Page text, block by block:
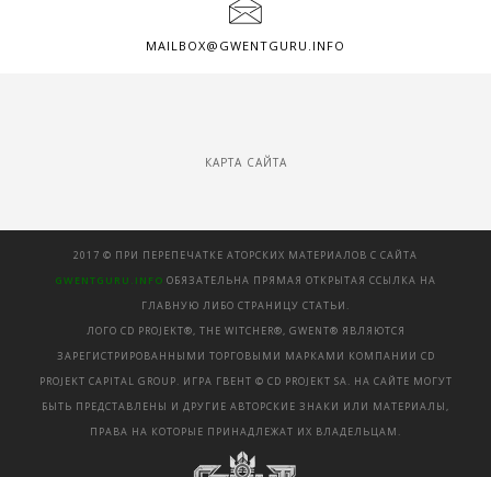
MAILBOX@GWENTGURU.INFO
КАРТА САЙТА
2017 © ПРИ ПЕРЕПЕЧАТКЕ АТОРСКИХ МАТЕРИАЛОВ С САЙТА
GWENTGURU.INFO ОБЯЗАТЕЛЬНА ПРЯМАЯ ОТКРЫТАЯ ССЫЛКА НА
ГЛАВНУЮ ЛИБО СТРАНИЦУ СТАТЬИ.
ЛОГО CD PROJEKT®, THE WITCHER®, GWENT® ЯВЛЯЮТСЯ
ЗАРЕГИСТРИРОВАННЫМИ ТОРГОВЫМИ МАРКАМИ КОМПАНИИ CD
PROJEKT CAPITAL GROUP. ИГРА ГВЕНТ © CD PROJEKT SA. НА САЙТЕ МОГУТ
БЫТЬ ПРЕДСТАВЛЕНЫ И ДРУГИЕ АВТОРСКИЕ ЗНАКИ ИЛИ МАТЕРИАЛЫ,
ПРАВА НА КОТОРЫЕ ПРИНАДЛЕЖАТ ИХ ВЛАДЕЛЬЦАМ.